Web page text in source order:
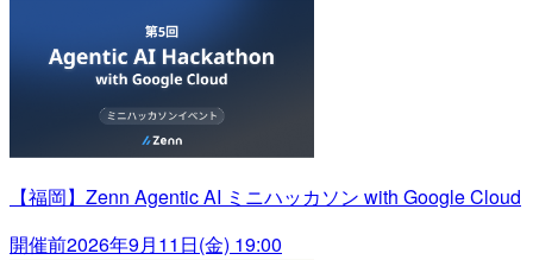
【福岡】Zenn Agentic AI ミニハッカソン with Google Cloud
開催前2026年9月11日(金) 19:00